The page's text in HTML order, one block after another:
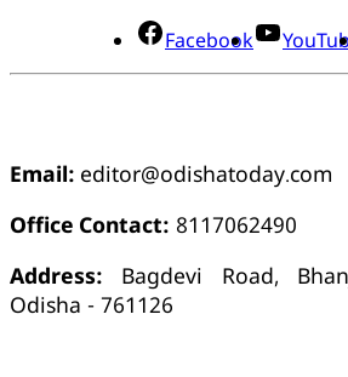
Facebook
Email: editor@odishatoday.com
Office Contact: 8117062490
Address: Bagdevi Road,
Odisha - 761126